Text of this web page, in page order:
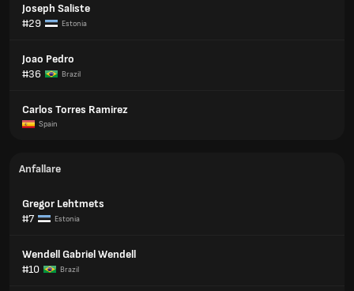
Joseph Saliste
#29
Estonia
Joao Pedro
#36
Brazil
Carlos Torres Ramirez
Spain
Anfallare
Gregor Lehtmets
#7
Estonia
Wendell Gabriel Wendell
#10
Brazil